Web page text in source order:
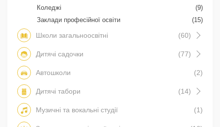
Коледжі
(9)
Заклади професійної освіти
(15)
Школи загальноосвітні (60)
Дитячі садочки (77)
Автошколи (2)
Дитячі табори (14)
Музичні та вокальні студії (1)